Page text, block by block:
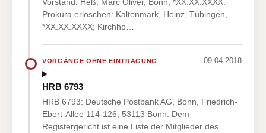
Prokura erloschen: Kaltenmark, Heinz, Tübingen,
*XX.XX.XXXX; Kirchho…
VORGÄNGE OHNE EINTRAGUNG 09.04.2018
HRB 6793
HRB 6793: Deutsche Postbank AG, Bonn, Friedrich-
Ebert-Allee 114-126, 53113 Bonn. Dem
Registergericht ist eine Liste der Mitglieder des